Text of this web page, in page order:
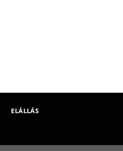
ELÁLLÁS